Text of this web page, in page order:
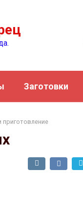
Заготовки
приготовление